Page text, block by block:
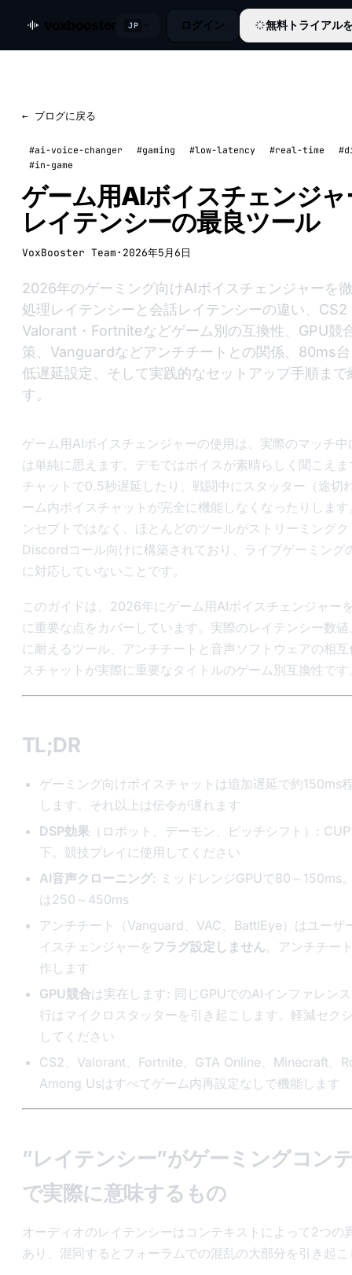
JP ログイン 無料トライアル
← ブログに戻る
#ai-voice-changer #gaming #low-latency #real-time
#in-game
ゲーム用AIボイスチェンジャ
レイテンシーの最良ツール
VoxBooster Team · 2026年5月6日
2026年のゲーミング向けAIボイスチェンジャーを
処理レイテンシーと会話レイテンシーの違い、CS2
Valorant・Fortniteなどゲーム別の互換性、GPU競
策、Vanguardなどアンチチートとの関係、80ms
低遅延設定、そして実践的なセットアップ手順まで
す。
ゲーム用AIボイスチェンジャーの使用は、実際のマッチ
は単純に思えます。デモではボイスが素晴らしく聞こえ
チャットで0.5秒遅延したり、戦闘中にスタッター（途切
ーム内ボイスチャットが完全に機能しなくなったりしま
ンセプトではなく、ほとんどのツールがストリーミング
Discordコール向けに構築されており、ライブゲーミング
に対応していないことです。
このガイドは、2026年にゲーム用AIボイスチェンジャー
に重要な点をカバーしています。実際のレイテンシー数
に耐えるツール、アンチチートと音声ソフトウェアの相
スチャットが実際に重要なタイトルのゲーム別互換性です
TL;DR
ゲーミング向けボイスチャットは追加遅延で約150ms
します。それ以上は伝令が遅れます
DSP効果 （ロボット、デーモン、ピッチシフト）:
下。競技プレイに使用してください
AI音声クローニング: ミッドレンジGPUで80～150ms
は250～450ms
アンチチート（Vanguard、VAC、BattlEye）はユーザ
イスチェンジャーを フラグ設定しません 。アンチチー
作します
GPU競合は実在します: 同じGPUでのAIインファレン
行はマイクロスタッターを引き起こします。軽減セク
してください
CS2、Valorant、Fortnite、GTA Online、Minecraft、
Among Usはすべてゲーム内再設定なしで機能します
”レイテンシー”がゲーミングコン
で実際に意味するもの
オーディオのレイテンシーはコンテキストによって2つの
あり、混同するとフォーラムでの混乱の大部分を引き起